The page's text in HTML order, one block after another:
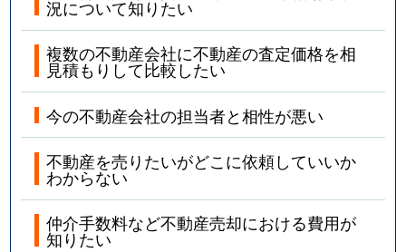
況について知りたい
複数の不動産会社に不動産の査定価格を相
見積もりして比較したい
今の不動産会社の担当者と相性が悪い
不動産を売りたいがどこに依頼していいか
わからない
仲介手数料など不動産売却における費用が
知りたい